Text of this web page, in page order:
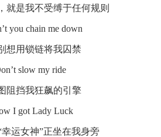
就是我不受缚于任何规则
you chain me down
想用锁链将我囚禁
slow my ride
阻挡我狂飙的引擎
I got Lady Luck
运女神”正坐在我身旁